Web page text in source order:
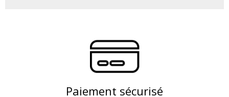
Paiement sécurisé